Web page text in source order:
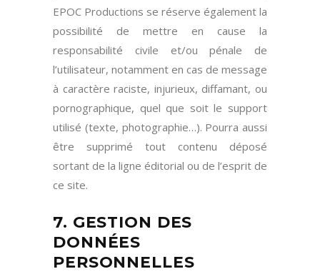
EPOC Productions se réserve également la
possibilité de mettre en cause la
responsabilité civile et/ou pénale de
l’utilisateur, notamment en cas de message
à caractère raciste, injurieux, diffamant, ou
pornographique, quel que soit le support
utilisé (texte, photographie…). Pourra aussi
être supprimé tout contenu déposé
sortant de la ligne éditorial ou de l’esprit de
ce site.
7. GESTION DES
DONNÉES
PERSONNELLES